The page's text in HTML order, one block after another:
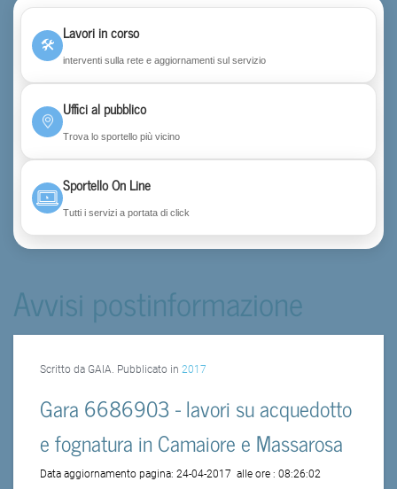
🛠
Lavori in corso
interventi sulla rete e aggiornamenti sul servizio
Uffici al pubblico
Trova lo sportello più vicino
Sportello On Line
Tutti i servizi a portata di click
Avvisi postinformazione
Scritto da GAIA. Pubblicato in 2017
Gara 6686903 - lavori su acquedotto
e fognatura in Camaiore e Massarosa
Data aggiornamento pagina: 24-04-2017 alle ore : 08:26:02